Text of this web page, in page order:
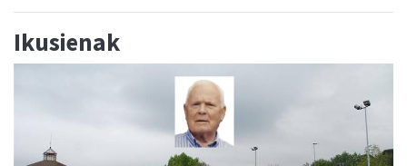
Ikusienak